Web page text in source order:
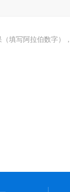
填写阿拉伯数字）